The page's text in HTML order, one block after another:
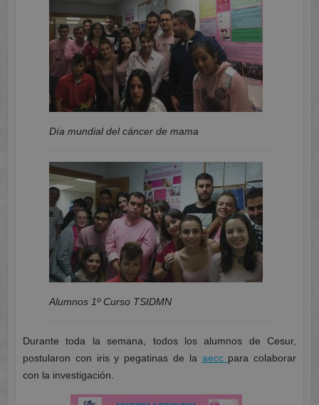
Día mundial del cáncer de mama
Alumnos 1º Curso TSIDMN
Durante toda la semana, todos los alumnos de Cesur,
postularon con iris y pegatinas de la aecc para colaborar
con la investigación.